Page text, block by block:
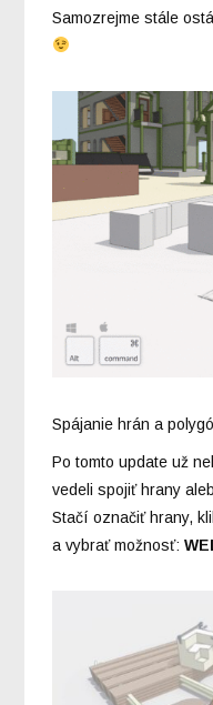
Samozrejme stále
Spájanie hrán a
Po tomto update už
vedeli spojiť hrany
Stačí označiť hrany,
a vybrať možnosť: